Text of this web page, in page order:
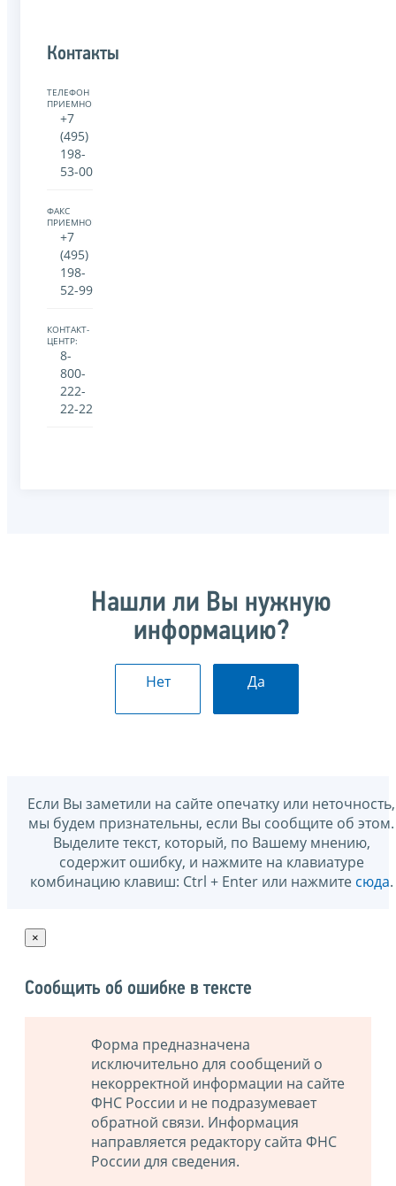
Контакты
ТЕЛЕФОН
ПРИЕМНОЙ:
+7
(495)
198-
53-00
ФАКС
ПРИЕМНОЙ:
+7
(495)
198-
52-99
КОНТАКТ-
ЦЕНТР:
8-
800-
222-
22-22
Нашли ли Вы нужную
информацию?
Нет Да
Если Вы заметили на сайте опечатку или неточность,
мы будем признательны, если Вы сообщите об этом.
Выделите текст, который, по Вашему мнению,
содержит ошибку, и нажмите на клавиатуре
комбинацию клавиш: Ctrl + Enter или нажмите сюда.
×
Сообщить об ошибке в тексте
Форма предназначена
исключительно для сообщений о
некорректной информации на сайте
ФНС России и не подразумевает
обратной связи. Информация
направляется редактору сайта ФНС
России для сведения.